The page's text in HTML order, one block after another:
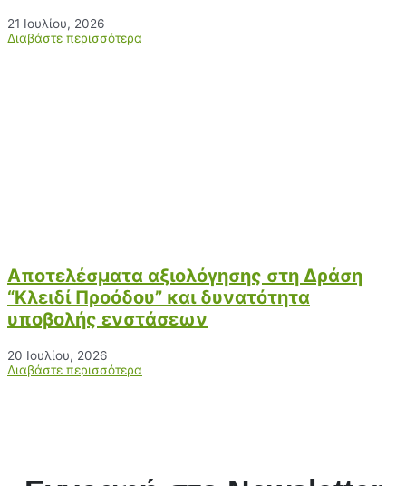
21 Ιουλίου, 2026
Διαβάστε περισσότερα
Αποτελέσματα αξιολόγησης στη Δράση
“Κλειδί Προόδου” και δυνατότητα
υποβολής ενστάσεων
20 Ιουλίου, 2026
Διαβάστε περισσότερα